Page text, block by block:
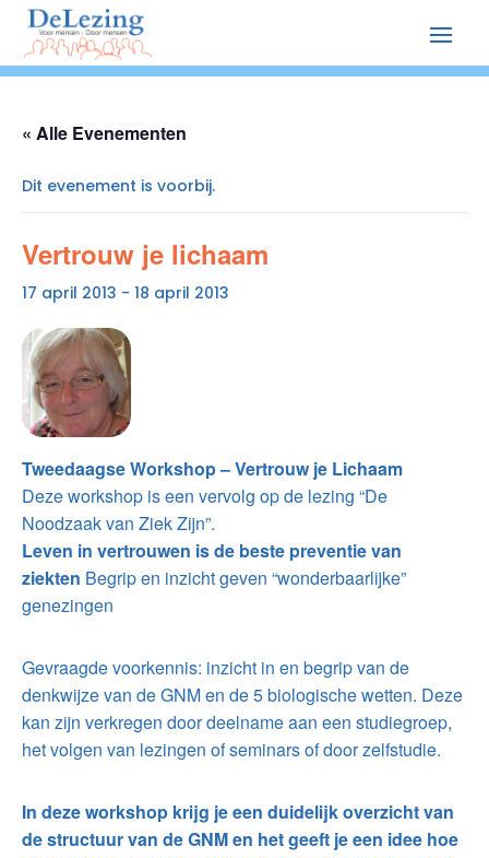
« Alle Evenementen
Dit evenement is voorbij.
Vertrouw je lichaam
17 april 2013 - 18 april 2013
Tweedaagse Workshop – Vertrouw je Lichaam
Deze workshop is een vervolg op de lezing “De
Noodzaak van Ziek Zijn”.
Leven in vertrouwen is de beste preventie van
ziekten Begrip en inzicht geven “wonderbaarlijke”
genezingen
Gevraagde voorkennis: inzicht in en begrip van de
denkwijze van de GNM en de 5 biologische wetten. Deze
kan zijn verkregen door deelname aan een studiegroep,
het volgen van lezingen of seminars of door zelfstudie.
In deze workshop krijg je een duidelijk overzicht van
de structuur van de GNM en het geeft je een idee hoe